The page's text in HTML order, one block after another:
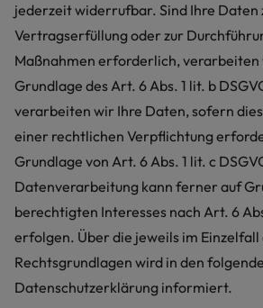
jederzeit widerrufbar. Sind Ihre Daten
Vertragserfüllung oder zur
Maßnahmen erforderlich, verarbeiten
Grundlage des Art. 6 Abs. 1 lit. b
verarbeiten wir Ihre Daten, sofern
einer rechtlichen Verpflichtung
Grundlage von Art. 6 Abs. 1 lit. c
Datenverarbeitung kann ferner auf
berechtigten Interesses nach Art. 6
erfolgen. Über die jeweils im Einzelfall
Rechtsgrundlagen wird in den
Datenschutzerklärung informiert.